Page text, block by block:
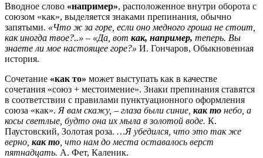
Вводное слово «например», расположенное внутри оборота с
союзом «как», выделяется знаками препинания, обычно
запятыми. «Что ж за горе, если оно медного гроша не стоит,
как иногда твое?..» – «Да, вот как, например, теперь. Вы
знаете ли мое настоящее горе?» И. Гончаров, Обыкновенная
история.
Сочетание «как то» может выступать как в качестве
сочетания «союз + местоимение». Знаки препинания ставятся
в соответствии с правилами пунктуационного оформления
союза «как». Я вам скажу, – глаза были синие, как то небо, а
косы светлые, будто она их мыла в золотой воде. К.
Паустовский, Золотая роза. …Я убедился, что это так же
верно, как то , что нам до места оставалось верст
пятнадцать. А. Фет, Каленик.